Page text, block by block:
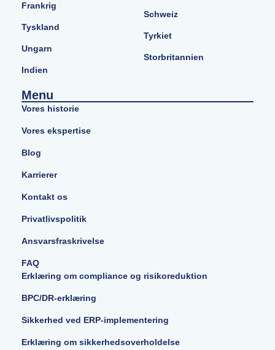
Frankrig
Tyskland
Ungarn
Indien
Schweiz
Tyrkiet
Storbritannien
Menu
Vores historie
Vores ekspertise
Blog
Karrierer
Kontakt os
Privatlivspolitik
Ansvarsfraskrivelse
FAQ
Erklæring om compliance og risikoreduktion
BPC/DR-erklæring
Sikkerhed ved ERP-implementering
Erklæring om sikkerhedsoverholdelse